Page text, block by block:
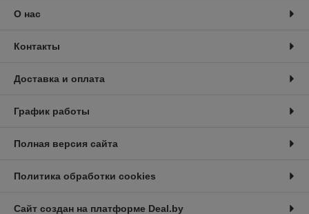
О нас
Контакты
Доставка и оплата
График работы
Полная версия сайта
Политика обработки cookies
Сайт создан на платформе Deal.by